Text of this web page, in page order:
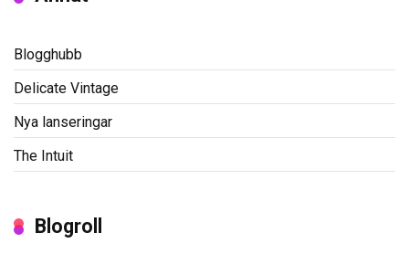
Blogghubb
Delicate Vintage
Nya lanseringar
The Intuit
Blogroll